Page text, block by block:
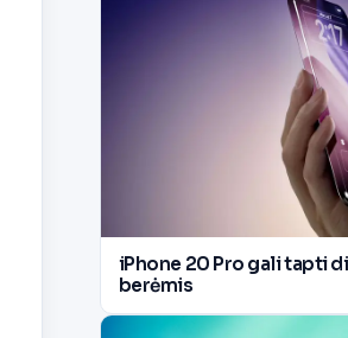
iPhone 20 Pro gali tapti
berėmis